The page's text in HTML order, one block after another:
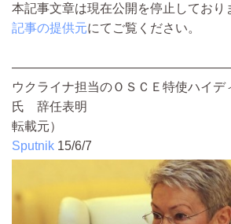
本記事文章は現在公開を停止しており
記事の提供元にてご覧ください。
ウクライナ担当のＯＳＣＥ特使ハイデ
氏 辞任表明
転載元）
Sputnik 15/6/7